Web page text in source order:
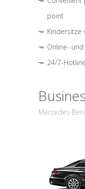
point
Kindersitze
Online-
24/7-Hotline
Mercedes-